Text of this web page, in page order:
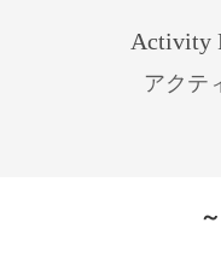
Activity
アクテ